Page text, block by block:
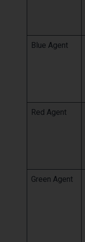
Blue Agent
Red Agent
Green Agent